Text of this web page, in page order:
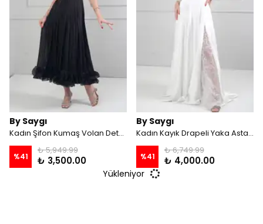
By Saygı
Kadın Şifon Kumaş Volan Detaylı Midi Elbise - Siyah
%41
₺ 5,949.99
₺ 3,500.00
By Saygı
Kadın Kayık Drapeli Yaka Astarlı Dantel Detaylı Geniş Beden Aralıklı Uzun Saten Elbise - Beyaz
%41
₺ 6,749.99
₺ 4,000.00
Yükleniyor